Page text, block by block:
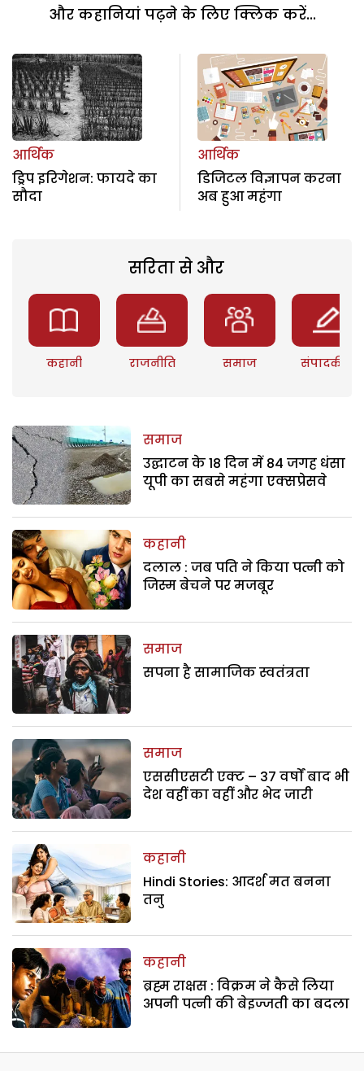
और कहानियां पढ़ने के लिए क्लिक करें...
आर्थिक
ड्रिप इरिगेशन: फायदे का
सौदा
आर्थिक
डिजिटल विज्ञापन करना
अब हुआ महंगा
सरिता से और
कहानी राजनीति समाज संपादकीय
समाज
उद्घाटन के 18 दिन में 84 जगह धंसा
यूपी का सबसे महंगा एक्सप्रेसवे
कहानी
दलाल : जब पति ने किया पत्नी को
जिस्म बेचने पर मजबूर
समाज
सपना है सामाजिक स्वतंत्रता
समाज
एससीएसटी एक्ट – 37 वर्षों बाद भी
देश वहीं का वहीं और भेद जारी
कहानी
Hindi Stories: आदर्श मत बनना
तनु
कहानी
ब्रह्म राक्षस : विक्रम ने कैसे लिया
अपनी पत्नी की बेइज्जती का बदला